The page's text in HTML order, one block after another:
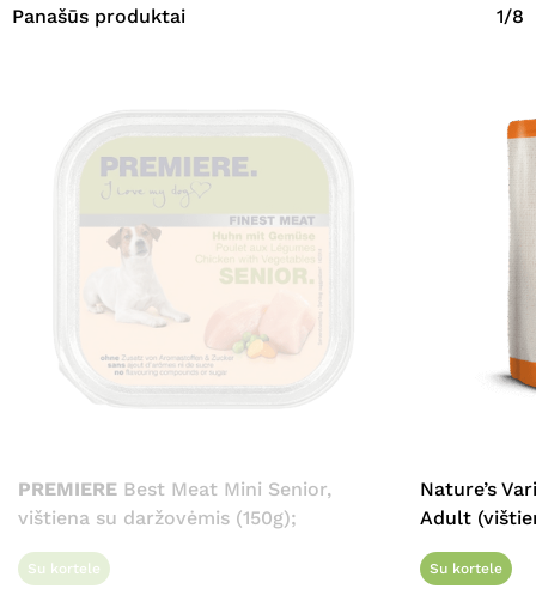
Panašūs produktai 1/8
PREMIERE Best Meat Mini Senior,
vištiena su daržovėmis (150g);
Su kortele
Nature’s
Adult
Su kortele